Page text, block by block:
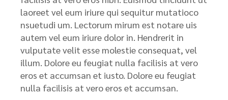
laoreet vel eum iriure qui sequitur mutatioco
nsuetudi um. Lectorum mirum est notare uis
autem vel eum iriure dolor in. Hendrerit in
vulputate velit esse molestie consequat, vel
illum. Dolore eu feugiat nulla facilisis at vero
eros et accumsan et iusto. Dolore eu feugiat
nulla facilisis at vero eros et accumsan.